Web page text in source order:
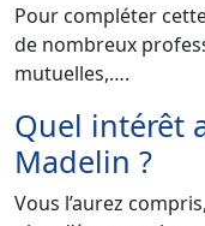
Pour compléter
de nombreux
mutuelles,….
Quel intérêt
Madelin ?
Vous l’aurez